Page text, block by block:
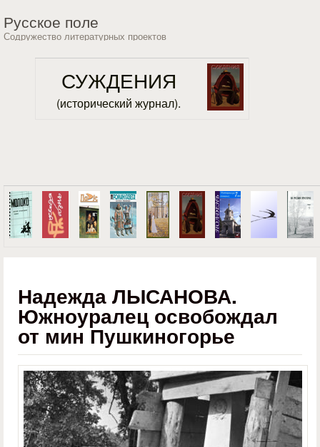
Русское поле
Содружество литературных проектов
СУЖДЕНИЯ
(исторический журнал).
Надежда ЛЫСАНОВА.
Южноуралец освобождал
от мин Пушкиногорье